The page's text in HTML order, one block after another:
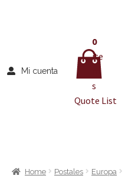
Mi cuenta
0
ite
s
Quote List
Home Postales Europa